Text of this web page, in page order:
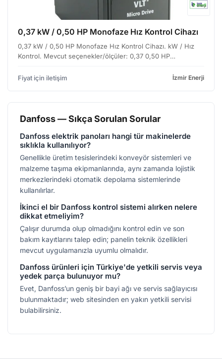
0,37 kW / 0,50 HP Monofaze Hız Kontrol Cihazı
0,37 kW / 0,50 HP Monofaze Hız Kontrol Cihazı. kW / Hız
Kontrol. Mevcut seçenekler/ölçüler: 0,37 0,50 HP
2,0 HP Monofaze, 1,5 2,0 HP Trifaze, 2,2 3,0 HP
Fiyat için iletişim İzmir Enerji
Danfoss — Sıkça Sorulan Sorular
Danfoss elektrik panoları hangi tür makinelerde
sıklıkla kullanılıyor?
Genellikle üretim tesislerindeki konveyör sistemleri ve
malzeme taşıma ekipmanlarında, aynı zamanda lojistik
merkezlerindeki otomatik depolama sistemlerinde
kullanılırlar.
İkinci el bir Danfoss kontrol sistemi alırken nelere
dikkat etmeliyim?
Çalışır durumda olup olmadığını kontrol edin ve son
bakım kayıtlarını talep edin; panelin teknik özellikleri
mevcut uygulamanızla uyumlu olmalıdır.
Danfoss ürünleri için Türkiye'de yetkili servis veya
yedek parça bulunuyor mu?
Evet, Danfoss’un geniş bir bayi ağı ve servis sağlayıcısı
bulunmaktadır; web sitesinden en yakın yetkili servisi
bulabilirsiniz.